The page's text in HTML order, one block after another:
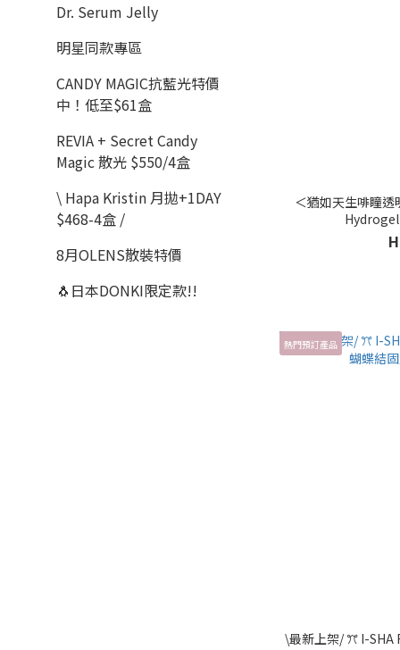
Dr. Serum Jelly
明星同款專區
CANDY MAGIC抗藍光特價
中！低至$61盒
REVIA + Secret Candy
Magic 散光 $550/4盒
\ Hapa Kristin 月拋+1DAY
$468-4盒 /
8月OLENS散裝特價
🐧日本DONKI限定款!!
＜猶如天生啡瞳
Hydrogel
熱門預訂產品
\最新上架/ ꔫ I-SHA